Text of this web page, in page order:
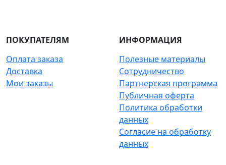
ПОКУПАТЕЛЯМ
Оплата заказа
Доставка
Мои заказы
ИНФОРМАЦИЯ
Полезные материалы
Сотрудничество
Партнерская программа
Публичная оферта
Политика обработки
данных
Согласие на обработку
данных